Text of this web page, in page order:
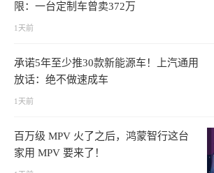
限：一台定制车曾卖372万
1天前
承诺5年至少推30款新能源车！上汽通用
放话：绝不做速成车
1天前
百万级 MPV 火了之后，鸿蒙智行这台
家用 MPV 要来了！